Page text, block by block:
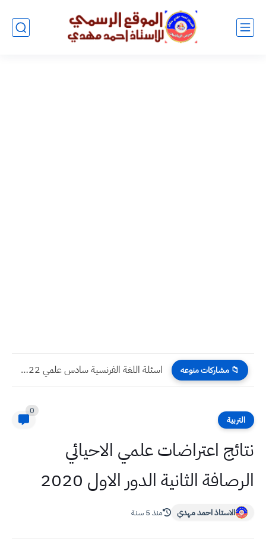
📁 مشاركات منوعه اسئلة اللغة الفرنسية سادس علمي 2022 دور ثاني
التربية
0
نتائج اعتراضات علمي الاحيائي
الرصافة الثانية الدور الاول 2020
الاستاذ احمد مهدي منذ 5 سنة